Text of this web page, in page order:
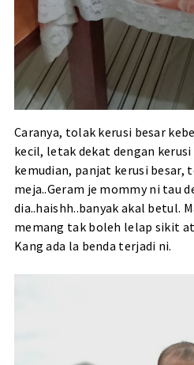
Caranya, tolak kerusi besar
kecil, letak dekat dengan
kemudian, panjat kerusi besar,
meja..Geram je mommy ni tau
dia..haishh..banyak akal betul.
memang tak boleh lelap sikit
Kang ada la benda terjadi ni.